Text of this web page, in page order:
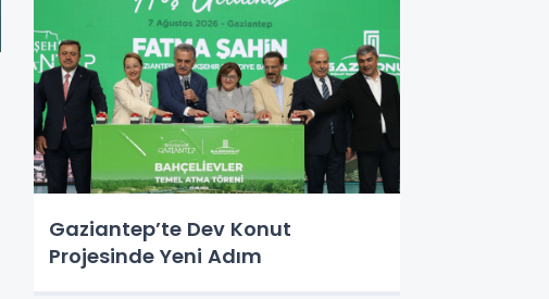
Gaziantep’te Dev Konut
Projesinde Yeni Adım